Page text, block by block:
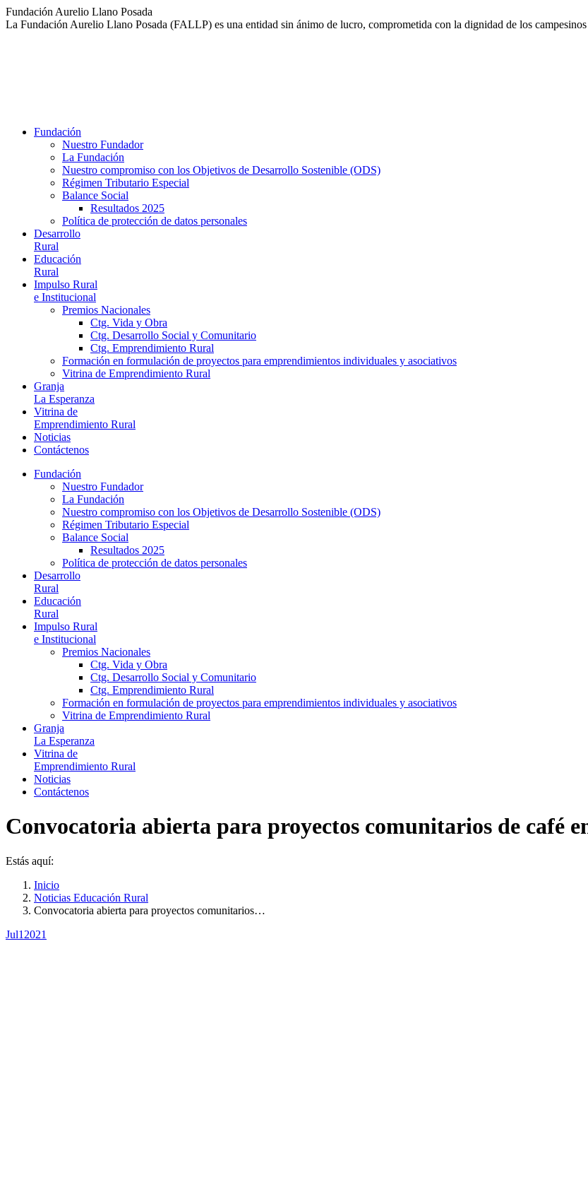
Saltar
al
Fundación Aurelio Llano Posada
La Fundación Aurelio Llano Posada (FALLP) es una entidad sin ánimo de lucro, comprometida con la dignidad de los
Fundación
Nuestro Fundador
La Fundación
Nuestro compromiso con los Objetivos de Desarrollo Sostenible (ODS)
Régimen Tributario Especial
Balance Social
Resultados 2025
Política de protección de datos personales
Desarrollo
Rural
Educación
Rural
Impulso Rural
e Institucional
Premios Nacionales
Ctg. Vida y Obra
Ctg. Desarrollo Social y Comunitario
Ctg. Emprendimiento Rural
Formación en formulación de proyectos para emprendimientos individuales y asociativos
Vitrina de Emprendimiento Rural
Granja
La Esperanza
Vitrina de
Emprendimiento Rural
Noticias
Contáctenos
Fundación
Nuestro Fundador
La Fundación
Nuestro compromiso con los Objetivos de Desarrollo Sostenible (ODS)
Régimen Tributario Especial
Balance Social
Resultados 2025
Política de protección de datos personales
Desarrollo
Rural
Educación
Rural
Impulso Rural
e Institucional
Premios Nacionales
Ctg. Vida y Obra
Ctg. Desarrollo Social y Comunitario
Ctg. Emprendimiento Rural
Formación en formulación de proyectos para emprendimientos individuales y asociativos
Vitrina de Emprendimiento Rural
Granja
La Esperanza
Vitrina de
Emprendimiento Rural
Noticias
Contáctenos
Convocatoria abierta para proyectos comunitarios de café
Estás aquí:
Inicio
Noticias Educación Rural
Convocatoria abierta para proyectos comunitarios…
Jul1 2021